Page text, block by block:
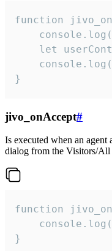
function
let
}
jivo_onAccept#
Is executed when an agent
dialog from the Visitors/All
function
}